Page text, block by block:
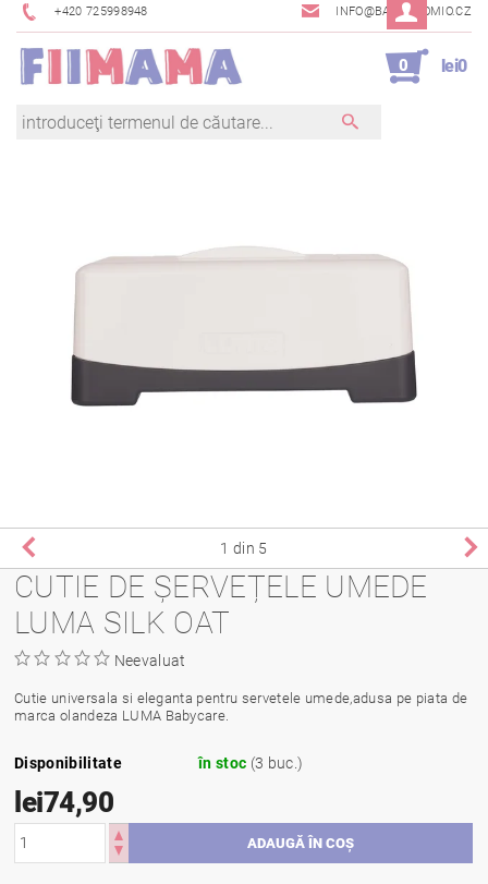
+420 725998948 INFO@BAMBINOMIO.CZ
0 lei0
1 din 5
CUTIE DE ȘERVEȚELE UMEDE
LUMA SILK OAT
Neevaluat
Cutie universala si eleganta pentru servetele umede,adusa pe piata de
marca olandeza LUMA Babycare.
Disponibilitate în stoc (3 buc.)
lei74,90